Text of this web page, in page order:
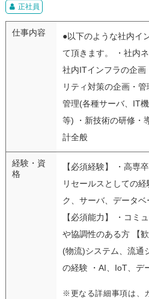
正社員
仕事内容
●以下のような社内イ
て頂きます。 ・社内
社内ITインフラの企画
リティ対策の企画・
管理(各種サーバ、IT
等) ・新技術の研修・
計全般
経験・資
格
【必須経験】 ・高専
リセールスとしての
ク、サーバ、データ
【必須能力】 ・コミ
や協調性のある方 【
(物流)システム、流通
の経験 ・AI、IoT、デ
※更なる詳細事項は、